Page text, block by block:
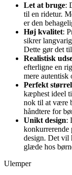
Let at bruge:
til en ridetur.
er den
Høj kvalitet:
sikrer
Dette gør det
Realistisk
efterligne en
mere autentisk
Perfekt
kæphest ideel
nok til at være
håndtere for
Unikt design:
konkurrerende
design. Det vil
glæde hos
Ulemper